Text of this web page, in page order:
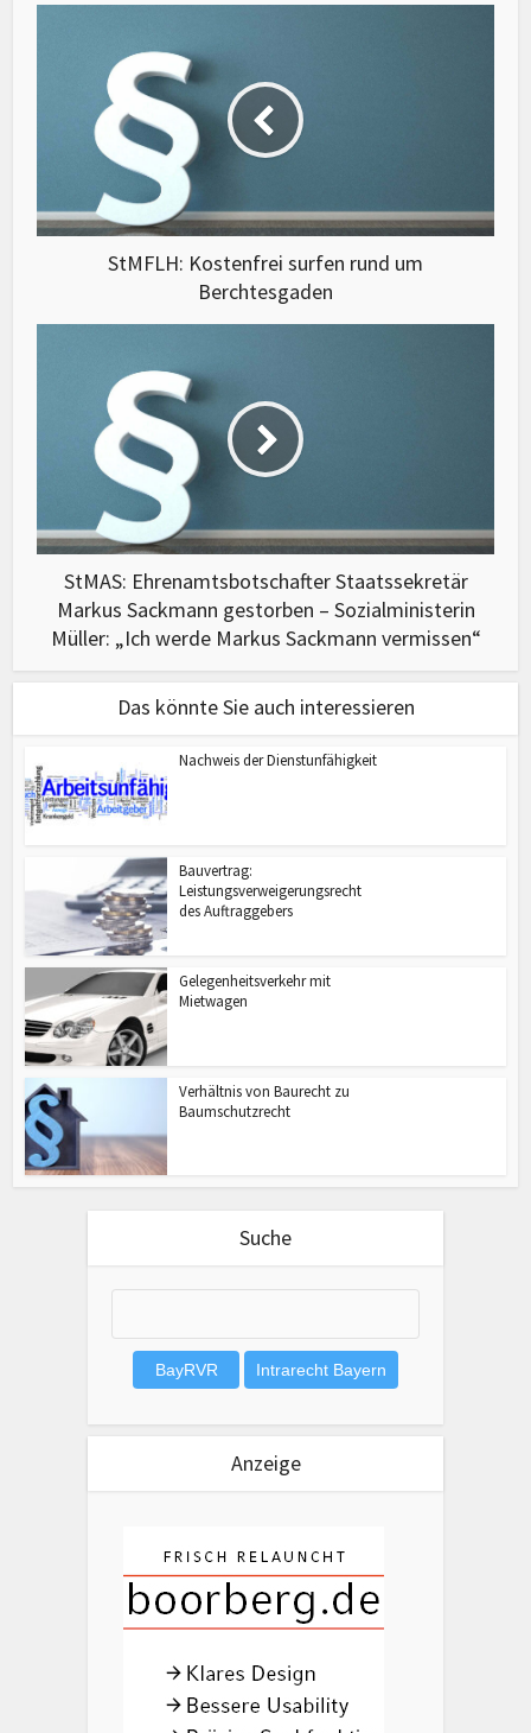
StMFLH: Kostenfrei surfen rund um
Berchtesgaden
StMAS: Ehrenamtsbotschafter Staatssekretär
Markus Sackmann gestorben – Sozialministerin
Müller: „Ich werde Markus Sackmann vermissen“
Das könnte Sie auch interessieren
Nachweis der Dienstunfähigkeit
Bauvertrag:
Leistungsverweigerungsrecht
des Auftraggebers
Gelegenheitsverkehr mit
Mietwagen
Verhältnis von Baurecht zu
Baumschutzrecht
Suche
Anzeige